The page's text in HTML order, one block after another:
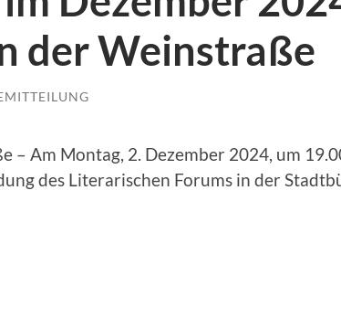
der Weinstraße
– Am Montag, 2. Dezember 2024, um
des Literarischen Forums in der